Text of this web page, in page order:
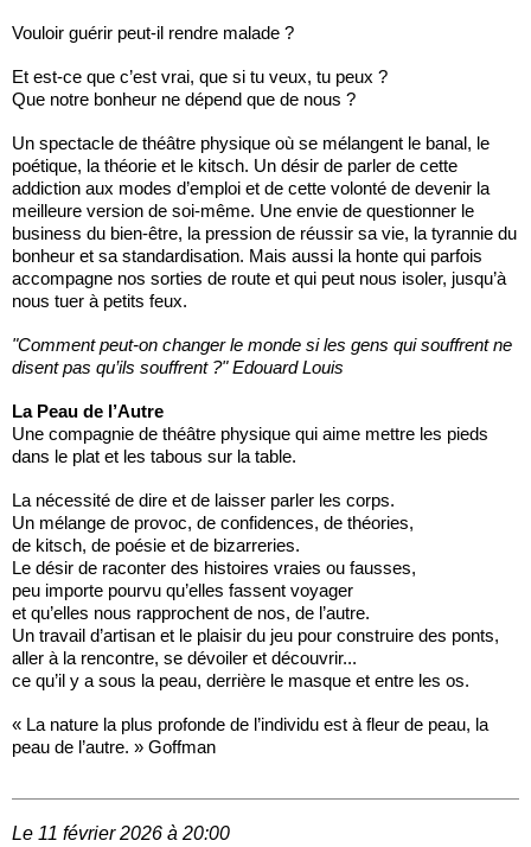
Vouloir guérir peut-il rendre malade ?
Et est-ce que c’est vrai, que si tu veux, tu peux ?
Que notre bonheur ne dépend que de nous ?
Un spectacle de théâtre physique où se mélangent le banal, le
poétique, la théorie et le kitsch. Un désir de parler de cette
addiction aux modes d’emploi et de cette volonté de devenir la
meilleure version de soi-même. Une envie de questionner le
business du bien-être, la pression de réussir sa vie, la tyrannie du
bonheur et sa standardisation. Mais aussi la honte qui parfois
accompagne nos sorties de route et qui peut nous isoler, jusqu’à
nous tuer à petits feux.
"Comment peut-on changer le monde si les gens qui souffrent ne
disent pas qu’ils souffrent ?" Edouard Louis
La Peau de l’Autre
Une compagnie de théâtre physique qui aime mettre les pieds
dans le plat et les tabous sur la table.
La nécessité de dire et de laisser parler les corps.
Un mélange de provoc, de confidences, de théories,
de kitsch, de poésie et de bizarreries.
Le désir de raconter des histoires vraies ou fausses,
peu importe pourvu qu’elles fassent voyager
et qu’elles nous rapprochent de nos, de l’autre.
Un travail d’artisan et le plaisir du jeu pour construire des ponts,
aller à la rencontre, se dévoiler et découvrir...
ce qu’il y a sous la peau, derrière le masque et entre les os.
« La nature la plus profonde de l’individu est à fleur de peau, la
peau de l’autre. » Goffman
Le 11 février 2026 à 20:00